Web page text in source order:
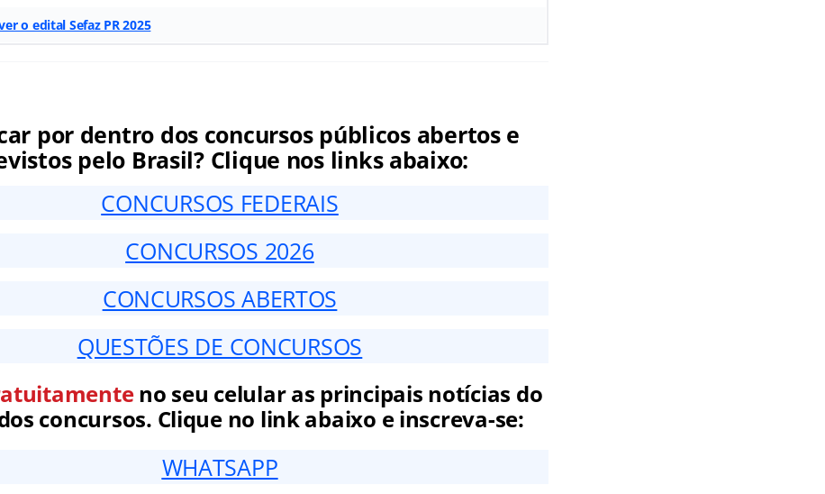
o edital Sefaz PR 2025
por dentro dos concursos públicos abertos e
pelo Brasil? Clique nos links abaixo:
CONCURSOS FEDERAIS
CONCURSOS 2026
CONCURSOS ABERTOS
QUESTÕES DE CONCURSOS
no seu celular as principais notícias do
concursos. Clique no link abaixo e inscreva-se:
WHATSAPP